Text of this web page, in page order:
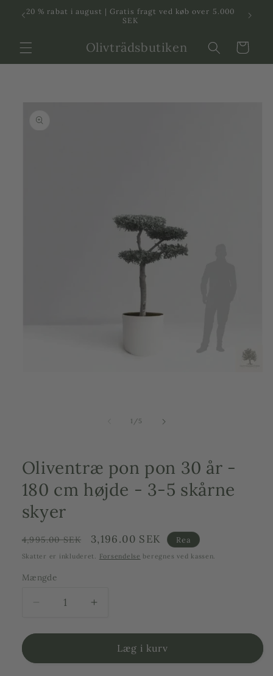
Svenska Dansk
20 % rabat i august | Gratis fragt ved køb over 5.000
SEK
Olivträdsbutiken Indkøbskurv
1 /af5
Oliventræ pon pon 30 år -
180 cm højde - 3-5 skårne
skyer
Ordinarie
pris
4,995.00 SEK Försäljningspris
3,196.00 SEK Rea
Skatter er inkluderet. Forsendelse beregnes ved kassen.
Mængde
Reducer
for
pon
Forøg
for
Oliventræer
pon
Læg i kurv